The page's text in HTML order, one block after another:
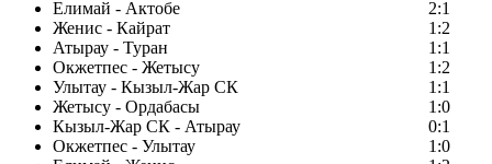
Елимай - Актобе
2:1
Женис - Кайрат
1:2
Атырау - Туран
1:1
Окжетпес - Жетысу
1:2
Улытау - Кызыл-Жар СК
1:1
Жетысу - Ордабасы
1:0
Кызыл-Жар СК - Атырау
0:1
Окжетпес - Улытау
1:0